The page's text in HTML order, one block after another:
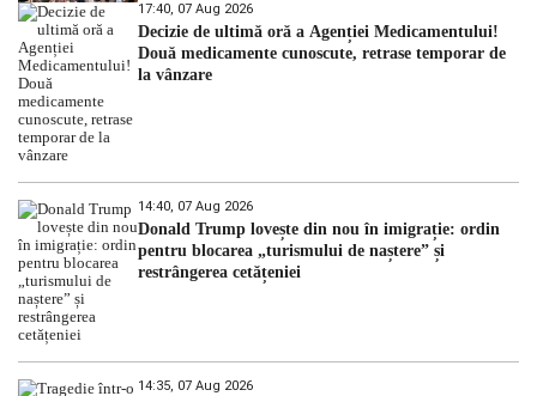
17:40, 07 Aug 2026
Decizie de ultimă oră a Agenției Medicamentului!
Două medicamente cunoscute, retrase temporar de
la vânzare
14:40, 07 Aug 2026
Donald Trump lovește din nou în imigrație: ordin
pentru blocarea „turismului de naștere” și
restrângerea cetățeniei
14:35, 07 Aug 2026